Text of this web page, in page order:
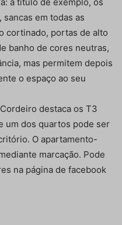
em todas as
cortinado, portas de alto
banho de cores neutras,
mas permitem depois
o espaço ao seu
destaca os T3
um dos quartos pode ser
O apartamento-
marcação. Pode
na página de facebook